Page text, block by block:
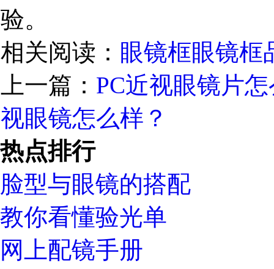
验。
相关阅读： 眼镜框眼镜框
上一篇： PC近视眼镜片
视眼镜怎么样？
热点排行
脸型与眼镜的搭配
教你看懂验光单
网上配镜手册